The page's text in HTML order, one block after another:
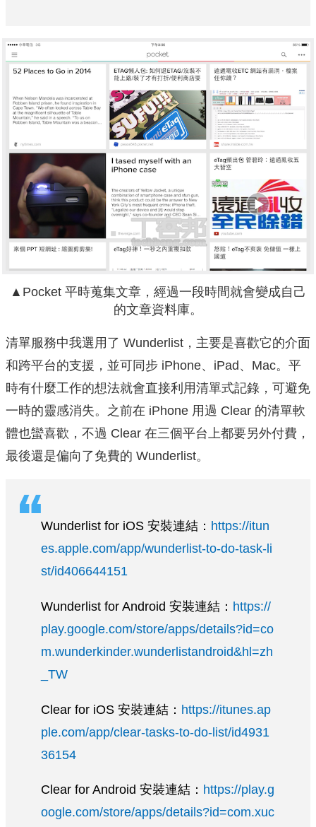
▲Pocket 平時蒐集文章，經過一段時間就會變成自己
的文章資料庫。
清單服務中我選用了 Wunderlist，主要是喜歡它的介面
和跨平台的支援，並可同步 iPhone、iPad、Mac。平
時有什麼工作的想法就會直接利用清單式記錄，可避免
一時的靈感消失。之前在 iPhone 用過 Clear 的清單軟
體也蠻喜歡，不過 Clear 在三個平台上都要另外付費，
最後還是偏向了免費的 Wunderlist。
Wunderlist for iOS 安裝連結： https://itun
es.apple.com/app/wunderlist-to-do-task-li
st/id406644151
Wunderlist for Android 安裝連結： https://
play.google.com/store/apps/details?id=co
m.wunderkinder.wunderlistandroid&hl=zh
_TW
Clear for iOS 安裝連結： https://itunes.ap
ple.com/app/clear-tasks-to-do-list/id4931
36154
Clear for Android 安裝連結： https://play.g
oogle.com/store/apps/details?id=com.xuc